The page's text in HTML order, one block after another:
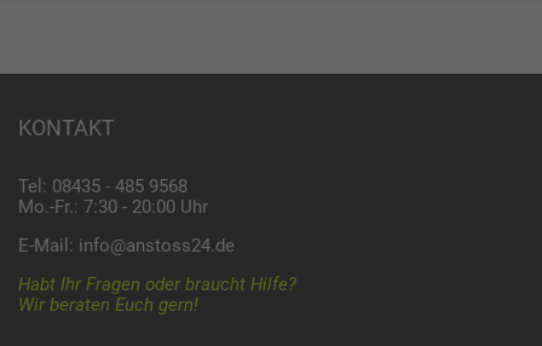
KONTAKT
Tel: 08435 - 485 9568
Mo.-Fr.: 7:30 - 20:00 Uhr
E-Mail: info@anstoss24.de
Habt Ihr Fragen oder braucht Hilfe?
Wir beraten Euch gern!